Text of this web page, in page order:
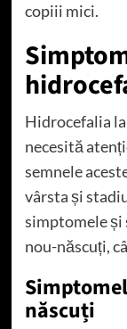
copiii mici.
Hidrocefalia
necesită
semnele
vârsta și
simptomele și
nou-născuți,
născuți